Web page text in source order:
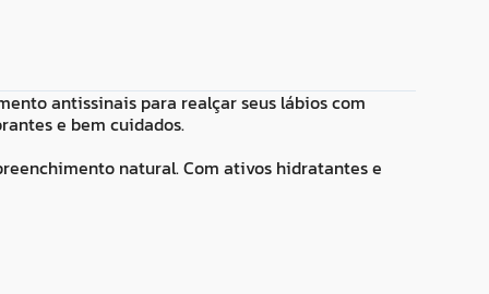
antissinais para realçar seus lábios com
e bem cuidados.
natural. Com ativos hidratantes e